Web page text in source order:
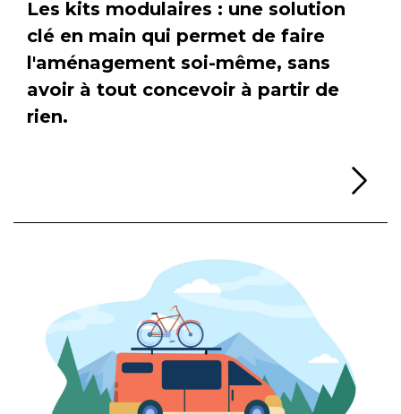
Les kits modulaires : une solution
clé en main qui permet de faire
l'aménagement soi-même, sans
avoir à tout concevoir à partir de
rien.